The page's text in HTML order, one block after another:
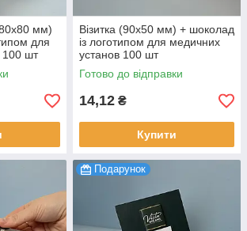
мм)
для
100 шт
Візитка (90х50 мм) + шоколад
із логотипом для медичних
установ 100 шт
Готово до відправки
14,12 ₴
Купити
Подарунок